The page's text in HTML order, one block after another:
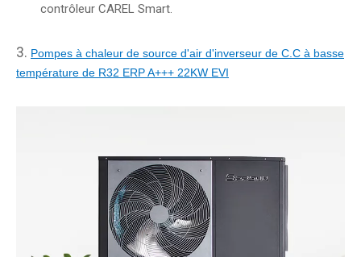
contrôleur CAREL Smart.
3. Pompes à chaleur de source d'air d'inverseur de C.C à basse
température de R32 ERP A+++ 22KW EVI